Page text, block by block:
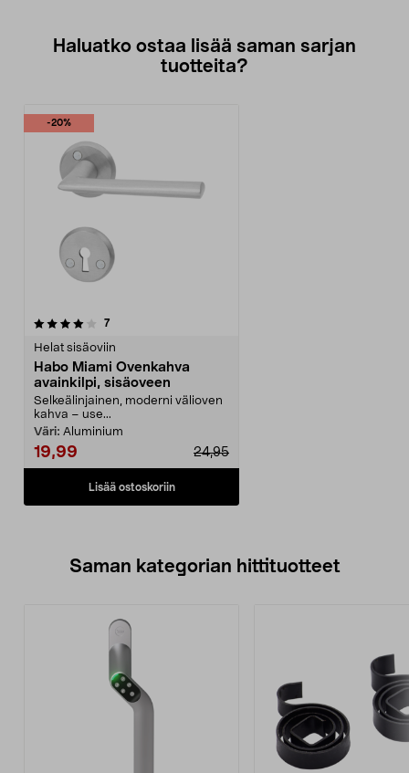
Haluatko ostaa lisää saman sarjan
tuotteita?
-20%
7arvostelut
Helat sisäoviin
Habo Miami Ovenkahva
avainkilpi, sisäoveen
Selkeälinjainen, moderni välioven
kahva – use...
Väri: Aluminium
24,95
19,99
Lisää ostoskoriin
Saman kategorian hittituotteet